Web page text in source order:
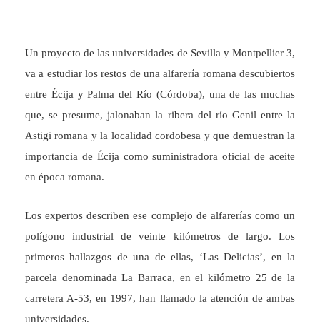
Un proyecto de las universidades de Sevilla y Montpellier 3,
va a estudiar los restos de una alfarería romana descubiertos
entre Écija y Palma del Río (Córdoba), una de las muchas
que, se presume, jalonaban la ribera del río Genil entre la
Astigi romana y la localidad cordobesa y que demuestran la
importancia de Écija como suministradora oficial de aceite
en época romana.
Los expertos describen ese complejo de alfarerías como un
polígono industrial de veinte kilómetros de largo. Los
primeros hallazgos de una de ellas, ‘Las Delicias’, en la
parcela denominada La Barraca, en el kilómetro 25 de la
carretera A-53, en 1997, han llamado la atención de ambas
universidades.